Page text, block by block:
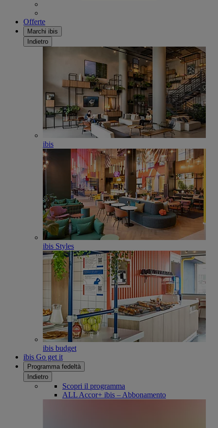
Offerte
Marchi ibis
Indietro
ibis
ibis Styles
ibis budget
ibis Go get it
Programma fedeltà
Indietro
Scopri il programma
ALL Accor+ ibis – Abbonamento